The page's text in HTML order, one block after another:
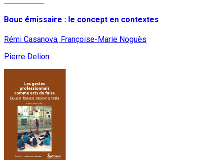
Bouc émissaire : le concept en contextes
Rémi Casanova, Françoise-Marie Noguès
Pierre Delion